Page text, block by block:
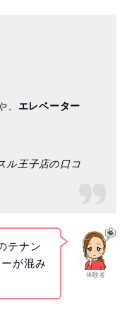
、 エレベーター
ル王子店の口コ
体験者
テナン
が混み